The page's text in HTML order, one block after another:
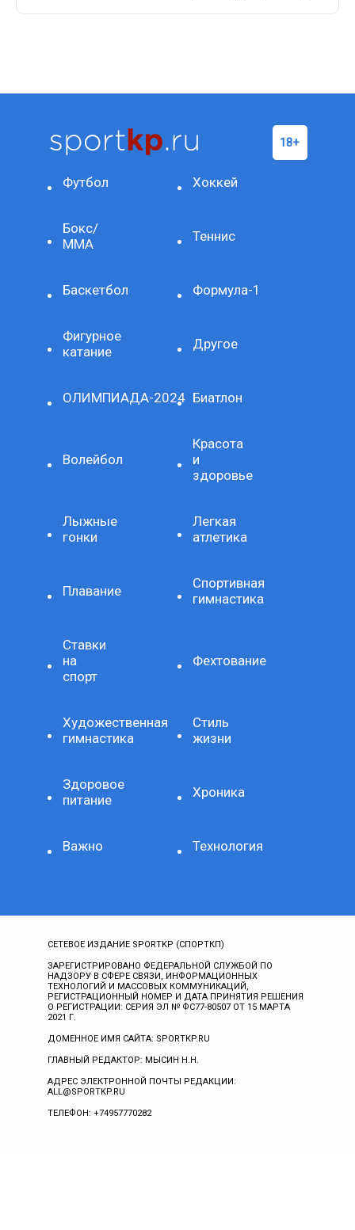
Футбол Хоккей
Бокс/
ММА
Теннис
Баскетбол Формула-1
Фигурное
катание
Другое
ОЛИМПИАДА-2024 Биатлон
Волейбол
Красота
и
здоровье
Лыжные
гонки
Легкая
атлетика
Плавание
Спортивная
гимнастика
Ставки
на
спорт
Фехтование
Художественная
гимнастика
Стиль
жизни
Здоровое
питание
Хроника
Важно Технология
СЕТЕВОЕ ИЗДАНИЕ SPORTKP (СПОРТКП)
ЗАРЕГИСТРИРОВАНО ФЕДЕРАЛЬНОЙ СЛУЖБОЙ ПО
НАДЗОРУ В СФЕРЕ СВЯЗИ, ИНФОРМАЦИОННЫХ
ТЕХНОЛОГИЙ И МАССОВЫХ КОММУНИКАЦИЙ,
РЕГИСТРАЦИОННЫЙ НОМЕР И ДАТА ПРИНЯТИЯ РЕШЕНИЯ
О РЕГИСТРАЦИИ: СЕРИЯ ЭЛ № ФС77-80507 ОТ 15 МАРТА
2021 Г.
ДОМЕННОЕ ИМЯ САЙТА: SPORTKP.RU
ГЛАВНЫЙ РЕДАКТОР: МЫСИН Н.Н.
АДРЕС ЭЛЕКТРОННОЙ ПОЧТЫ РЕДАКЦИИ:
ALL@SPORTKP.RU
ТЕЛЕФОН: +74957770282